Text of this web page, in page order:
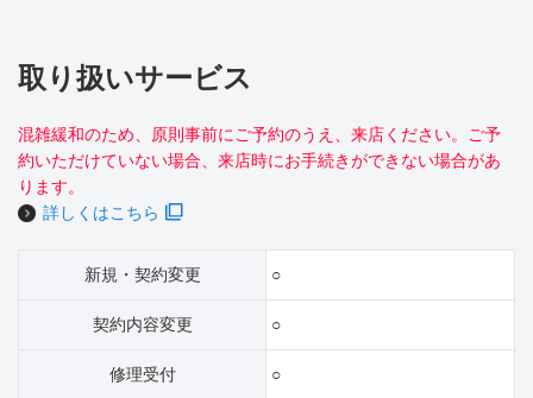
取り扱いサービス
混雑緩和のため、原則事前にご予約のうえ、来店ください。ご予
約いただけていない場合、来店時にお手続きができない場合があ
ります。
詳しくはこちら
新規・契約変更 ○
契約内容変更 ○
修理受付 ○